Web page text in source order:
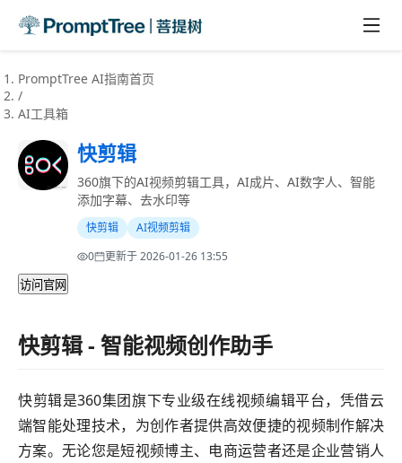
PromptTree AI指南首页
/
AI工具箱
快剪辑
360旗下的AI视频剪辑工具，AI成片、AI数字人、智能
添加字幕、去水印等
快剪辑
AI视频剪辑
0
更新于2026-01-26 13:55
访问官网
快剪辑 - 智能视频创作助手
快剪辑是360集团旗下专业级在线视频编辑平台，凭借云
端智能处理技术，为创作者提供高效便捷的视频制作解决
方案。无论您是短视频博主、电商运营者还是企业营销人